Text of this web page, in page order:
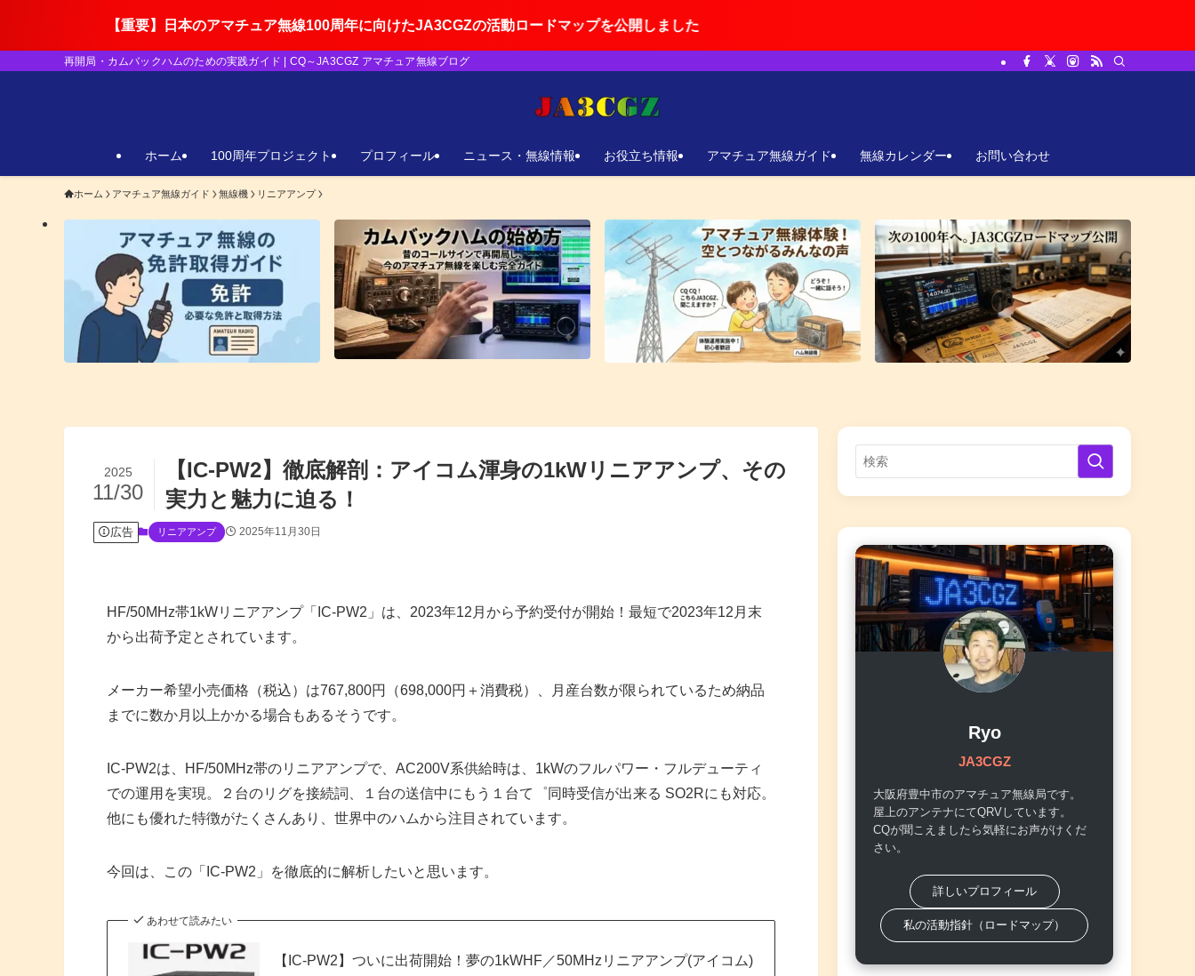
重要】日本のアマチュア無線100周年に向けたJA3CGZの活動ロードマップを公開しました
再開局・カムバックハムのための実践ガイド | CQ～JA3CGZ アマチュア無線ブログ
ホーム 100周年プロジェクト プロフィール ニュース・無線情報 お役立ち情報 アマチュア無線ガイド 無線カレンダー お問い合わせ
ホーム アマチュア無線ガイド 無線機 リニアアンプ
【IC-PW2】徹底解剖：アイコム渾身の1kWリニアアンプ、その
実力と魅力に迫る！
2025
11/30
広告 リニアアンプ 2025年11月30日
HF/50MHz帯1kWリニアアンプ「IC-PW2」は、2023年12月から予約受付が開始！最短で2023年12月末
から出荷予定とされています。
メーカー希望小売価格（税込）は767,800円（698,000円＋消費税）、月産台数が限られているため納品
までに数か月以上かかる場合もあるそうです。
IC-PW2は、HF/50MHz帯のリニアアンプで、 AC200V系供給時は、1kWのフルパワー・フルデューティ
での運用を実現 。 ２台のリグを接続詞、１台の送信中にもう１台て゜同時受信が出来る SO2Rにも対応。
他にも優れた特徴がたくさんあり、世界中のハムから注目されています。
今回は、この「IC-PW2」を徹底的に解析したいと思います。
あわせて読みたい
【IC-PW2】ついに出荷開始！夢の1kWHF／50MHzリニアアンプ(アイコム)
Ryo
JA3CGZ
大阪府豊中市のアマチュア無線局です。
屋上のアンテナにてQRVしています。
CQが聞こえましたら気軽にお声がけくだ
さい。
詳しいプロフィール
私の活動指針（ロードマップ）